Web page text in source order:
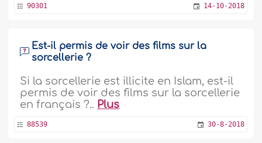
90301 14-10-2018
Est-il permis de voir des films sur la
sorcellerie ?
Si la sorcellerie est illicite en Islam, est-il
permis de voir des films sur la sorcellerie
en français ?.. Plus
88539 30-8-2018